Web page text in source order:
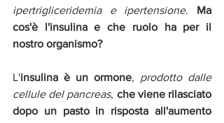
ipertrigliceridemia e ipertensione. Ma
cos'è l'insulina e che ruolo ha per il
nostro organismo?
L'insulina è un ormone, prodotto dalle
cellule del pancreas, che viene rilasciato
dopo un pasto in risposta all'aumento